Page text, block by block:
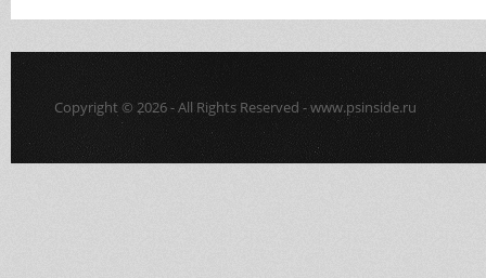
Copyright © 2026 - All Rights Reserved - www.psinside.ru